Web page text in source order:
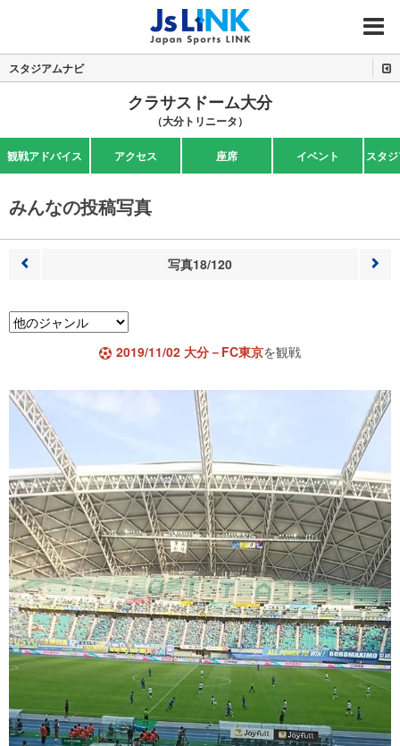
MENU
スタジアムナビ
クラサスドーム大分
（大分トリニータ）
観戦アドバイス アクセス 座席 イベント スタ
みんなの投稿写真
写真18/120
2019/11/02 大分－FC東京を観戦